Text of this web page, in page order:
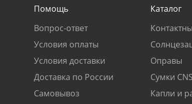
Помощь
Вопрос-ответ
Условия оплаты
Условия доставки
Доставка по России
Самовывоз
Каталог
Оправы
Сумки CNS
Капли и